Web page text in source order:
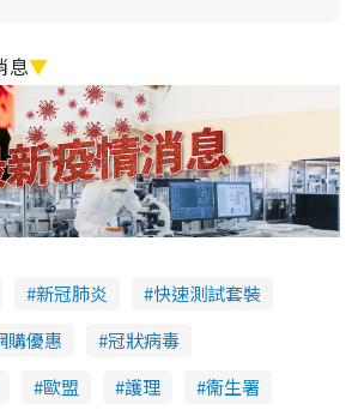
息▼
新冠肺炎
快速測試套裝
購優惠
冠狀病毒
歐盟 護理
衞生署